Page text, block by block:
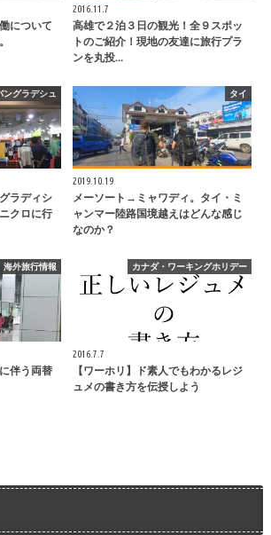
について
2016.11.7
高雄で２泊３日の観光！全９スポッ
トのご紹介！現地の友達に旅行プラ
ンを丸投…
ングラデシュ
ラディシ
クロに行
タイ
2019.10.19
メーソート→ミャワディ。タイ・ミ
ャンマー陸路国境越えはどんな感じ
なのか？
海外旅行情報
伴う両替
カナダ・ワーキングホリデー
2016.7.7
【ワーホリ】ド素人でもわかるレジ
ュメの書き方を伝授しよう